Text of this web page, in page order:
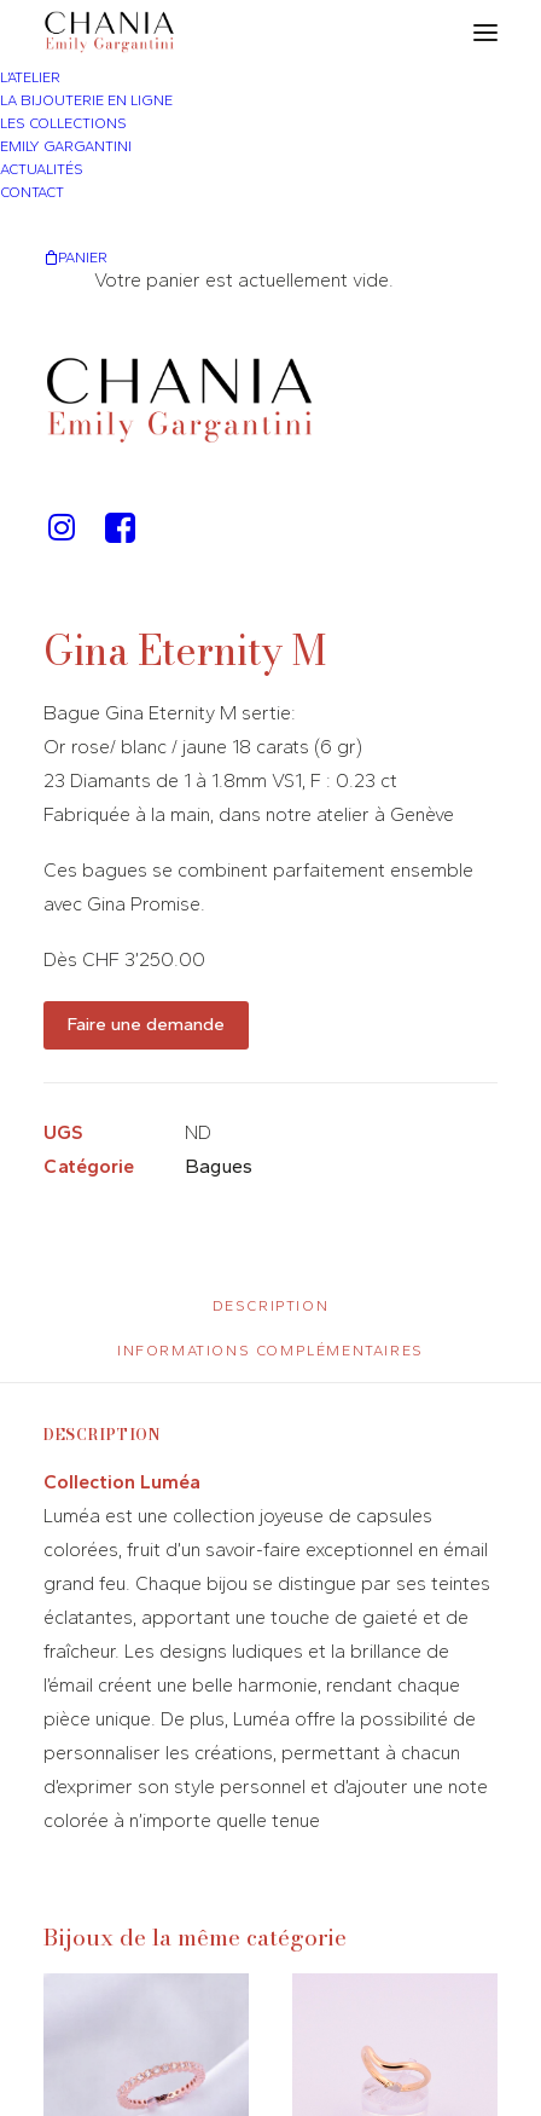
L’ATELIER
LA BIJOUTERIE EN LIGNE
LES COLLECTIONS
EMILY GARGANTINI
ACTUALITÉS
CONTACT
PANIER
Votre panier est actuellement vide.
Gina Eternity M
Bague Gina Eternity M sertie:
Or rose/ blanc / jaune 18 carats (6 gr)
23 Diamants de 1 à 1.8mm VS1, F : 0.23 ct
Fabriquée à la main, dans notre atelier à Genève
Ces bagues se combinent parfaitement ensemble
avec Gina Promise.
Dès CHF 3’250.00
Faire une demande
UGS
ND
Catégorie
Bagues
DESCRIPTION
INFORMATIONS COMPLÉMENTAIRES
DESCRIPTION
Collection Luméa
Luméa est une collection joyeuse de capsules
colorées, fruit d’un savoir-faire exceptionnel en émail
grand feu. Chaque bijou se distingue par ses teintes
éclatantes, apportant une touche de gaieté et de
fraîcheur. Les designs ludiques et la brillance de
l’émail créent une belle harmonie, rendant chaque
pièce unique. De plus, Luméa offre la possibilité de
personnaliser les créations, permettant à chacun
d’exprimer son style personnel et d’ajouter une note
colorée à n’importe quelle tenue
Bijoux de la même catégorie